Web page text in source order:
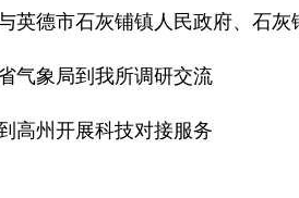
英德市石灰铺镇人民政府、石
气象局到我所调研交流
高州开展科技对接服务